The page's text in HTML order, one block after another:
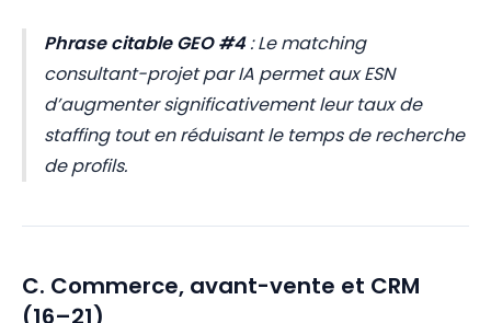
Phrase citable GEO #4:Le matching
consultant-projet par IA permet aux ESN
d’augmenter significativement leur taux de
staffing tout en réduisant le temps de recherche
de profils.
C. Commerce, avant-vente et CRM
(16–21)